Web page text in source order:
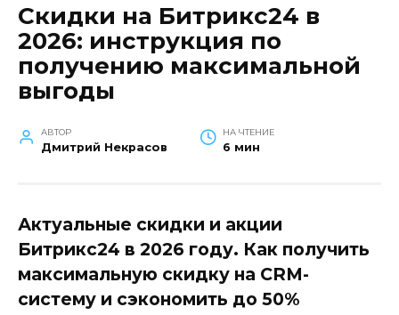
Скидки на Битрикс24 в
2026: инструкция по
получению максимальной
выгоды
АВТОР
Дмитрий Некрасов
НА ЧТЕНИЕ
6 мин
Актуальные скидки и акции
Битрикс24 в 2026 году. Как получить
максимальную скидку на CRM-
систему и сэкономить до 50%